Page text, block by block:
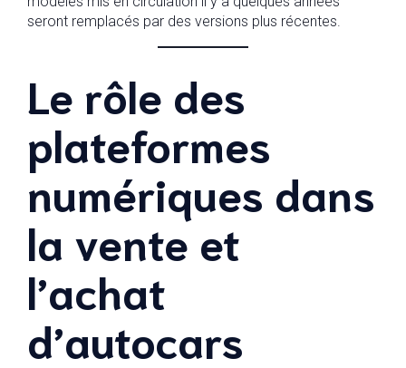
seront remplacés par des versions plus récentes.
Le rôle des
plateformes
numériques dans
la vente et
l’achat
d’autocars